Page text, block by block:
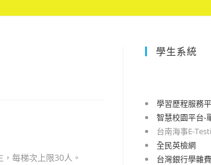
每梯次上限30人。
學生系統
學習歷程服務
智慧校園平台-
台南海事E-
全民英檢網
台灣銀行學雜